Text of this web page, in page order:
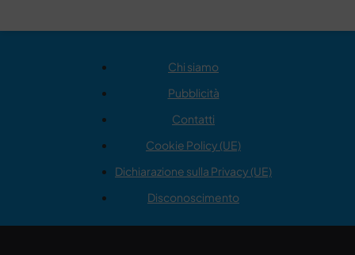
Chi siamo
Pubblicità
Contatti
Cookie Policy (UE)
Dichiarazione sulla Privacy (UE)
Disconoscimento